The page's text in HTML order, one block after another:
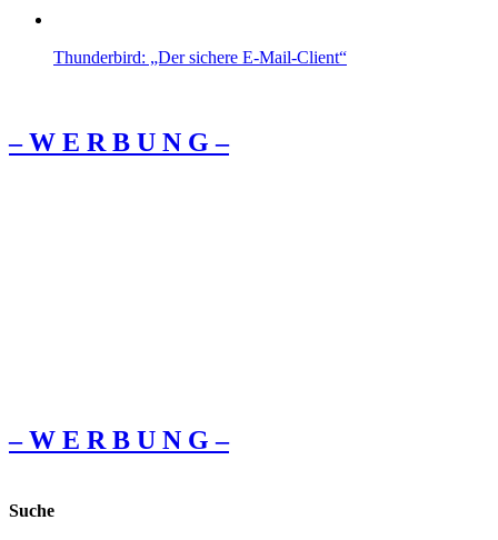
Thunderbird: „Der sichere E-Mail-Client“
– W Ε R Β U Ν G –
– W Ε R Β U Ν G –
Suche